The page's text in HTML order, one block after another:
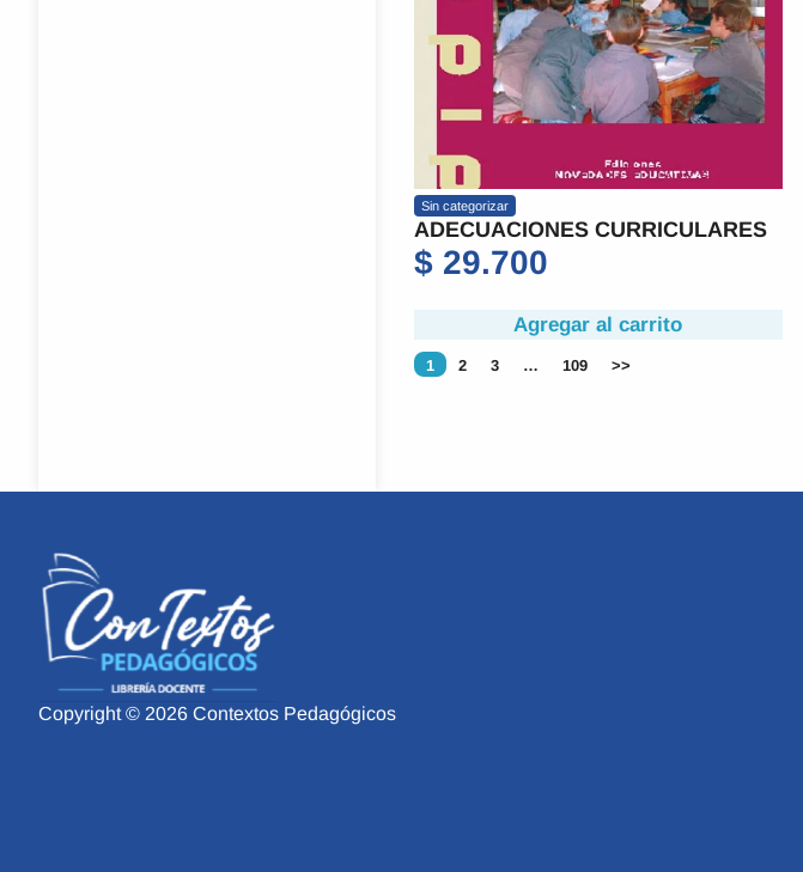
Sin categorizar
ADECUACIONES CURRICULARES
$29.700
Agregar al carrito
1 2 3 … 109 >>
Copyright © 2026 Contextos Pedagógicos